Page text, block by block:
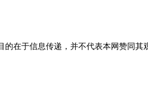
在于信息传递，并不代表本网赞同